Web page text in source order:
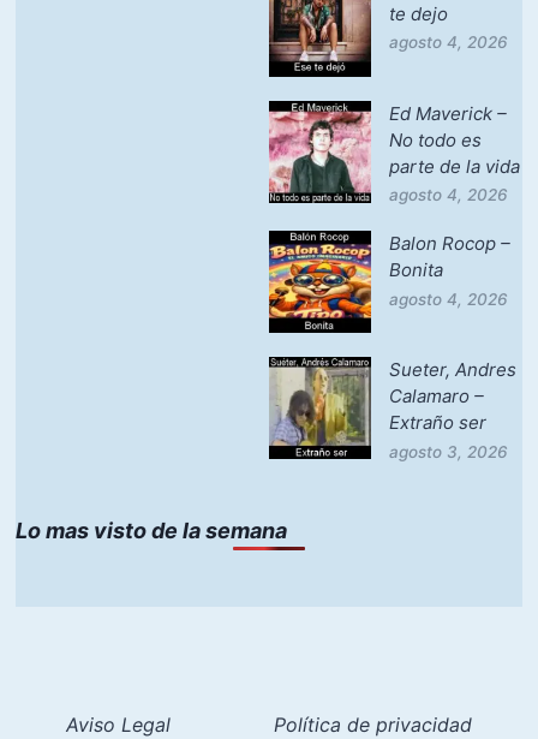
te dejo
agosto 4, 2026
Ed Maverick –
No todo es
parte de la vida
agosto 4, 2026
Balon Rocop –
Bonita
agosto 4, 2026
Sueter, Andres
Calamaro –
Extraño ser
agosto 3, 2026
Lo mas visto de la semana
Aviso Legal Política de privacidad